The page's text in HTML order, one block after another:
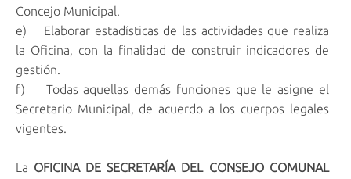
Concejo Municipal.
e) Elaborar estadísticas de las actividades que realiza
la Oficina, con la finalidad de construir indicadores de
gestión.
f) Todas aquellas demás funciones que le asigne el
Secretario Municipal, de acuerdo a los cuerpos legales
vigentes.
La OFICINA DE SECRETARÍA DEL CONSEJO COMUNAL